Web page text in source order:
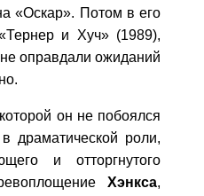
«Оскар». Потом в его
и Хуч» (1989),
оправдали ожиданий
он не побоялся
драматической роли,
и отторгнутого
Хэнкса,